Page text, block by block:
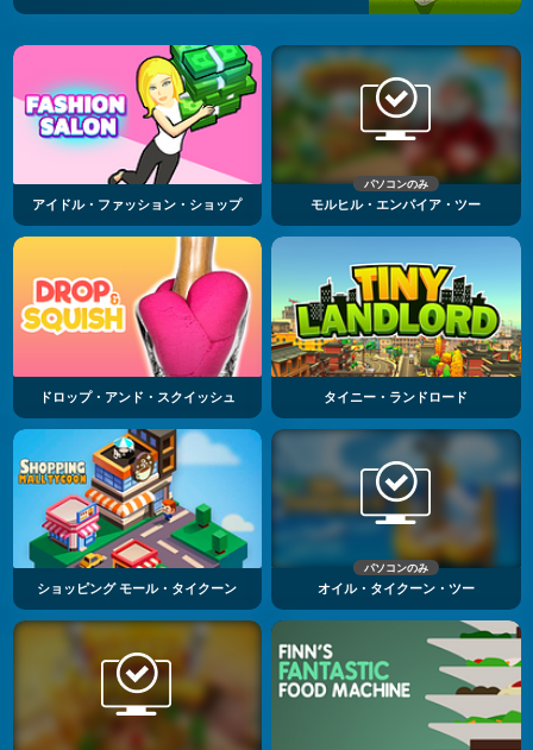
アイドル・ファッション・ショップ
パソコンのみ
モルヒル・エンパイア・ツー
ドロップ・アンド・スクイッシュ タイニー・ランドロード
ショッピング モール・タイクーン
パソコンのみ
オイル・タイクーン・ツー